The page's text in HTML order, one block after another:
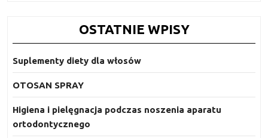
OSTATNIE WPISY
Suplementy diety dla włosów
OTOSAN SPRAY
Higiena i pielęgnacja podczas noszenia aparatu
ortodontycznego